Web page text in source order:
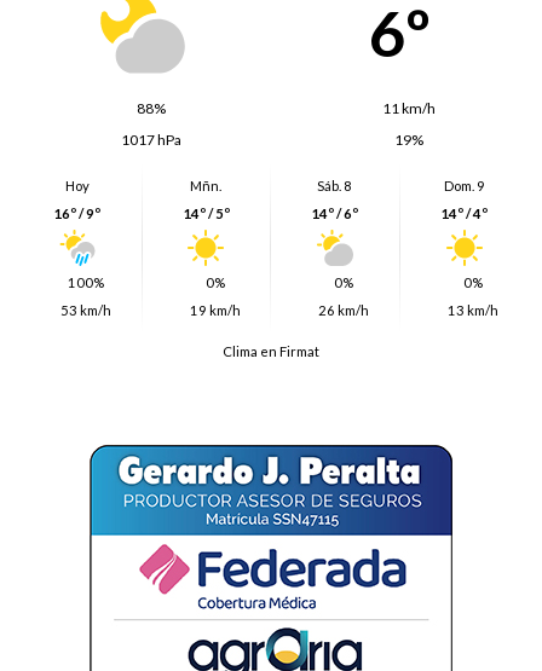
6º
88%
11 km/h
1017 hPa
19%
Hoy
16º / 9º
100%
53 km/h
Mñn.
14º / 5º
0%
19 km/h
Sáb. 8
14º / 6º
0%
26 km/h
Dom. 9
14º / 4º
0%
13 km/h
Clima en Firmat